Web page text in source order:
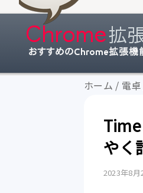
ホーム / 電卓
やく
2023年8